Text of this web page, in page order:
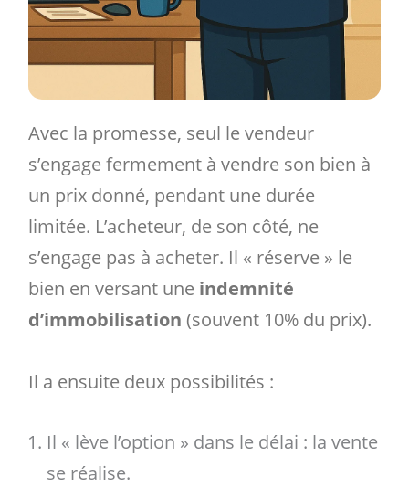
Avec la promesse, seul le vendeur
s’engage fermement à vendre son bien à
un prix donné, pendant une durée
limitée. L’acheteur, de son côté, ne
s’engage pas à acheter. Il « réserve » le
bien en versant une indemnité
d’immobilisation (souvent 10% du prix).
Il a ensuite deux possibilités :
Il « lève l’option » dans le délai : la vente
se réalise.